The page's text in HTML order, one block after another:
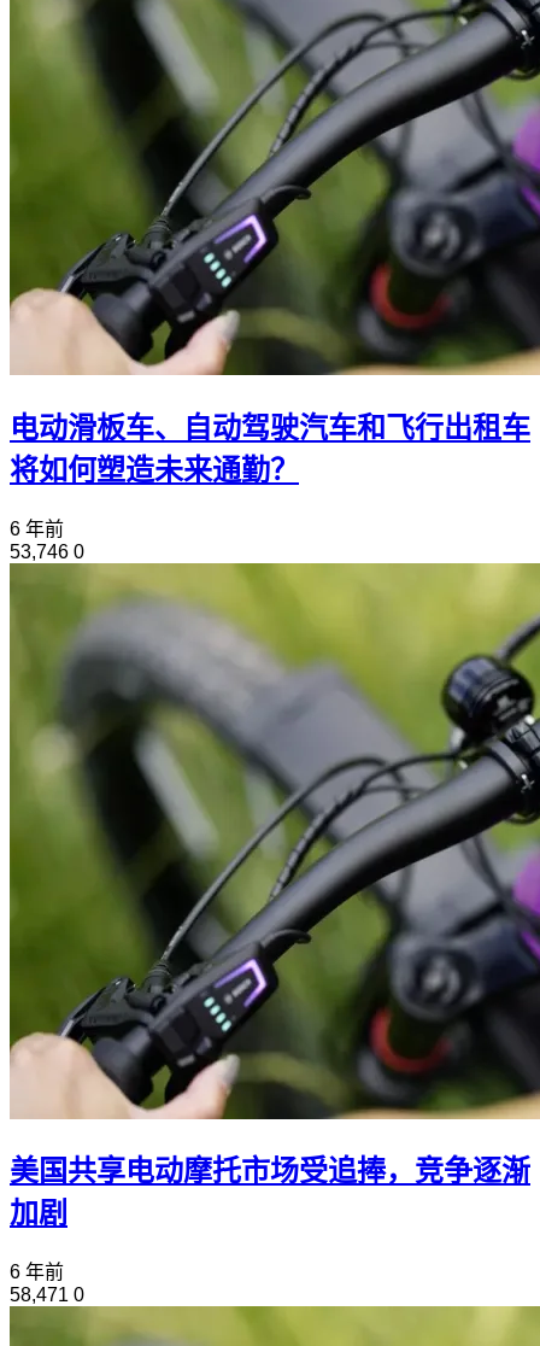
电动滑板车、自动驾驶汽车和飞行出租车
将如何塑造未来通勤？
6 年前
53,746 0
美国共享电动摩托市场受追捧，竞争逐渐
加剧
6 年前
58,471 0